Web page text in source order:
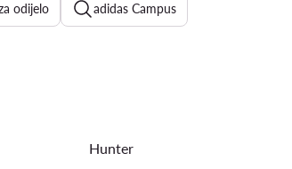
odijelo adidas Campus
Hunter